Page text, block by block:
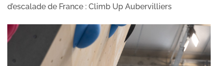
d’escalade de France : Climb Up Aubervilliers